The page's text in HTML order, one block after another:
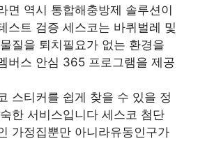
면 역시 통합해충방제 솔루션이
스트 검증 세스코는 바퀴벌레 및
질을 퇴치필요가 없는 환경을
버스 안심 365 프로그램을 제공
스티커를 쉽게 찾을 수 있을 정
한 서비스입니다 세스코 첨단
가정집뿐만 아니라유동인구가